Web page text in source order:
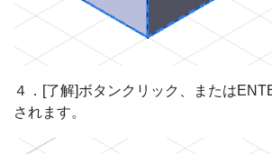
４．[了解]ボタンクリック、または
されます。